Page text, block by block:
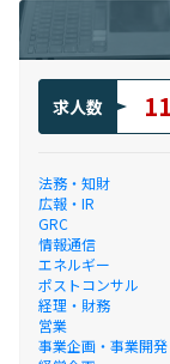
求人数
法務・知財
広報・IR
GRC
情報通信
エネルギー
ポストコンサル
経理・財務
営業
事業企画・事業開発